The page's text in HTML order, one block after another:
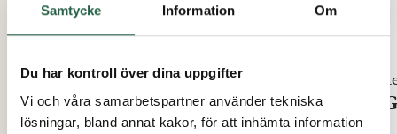
Samtycke Information Om
Du har kontroll över dina uppgifter
Vi och våra samarbetspartner använder tekniska
lösningar, bland annat kakor, för att inhämta information
Vinter Plus
WG 95 Vikdörrsparti 5-del